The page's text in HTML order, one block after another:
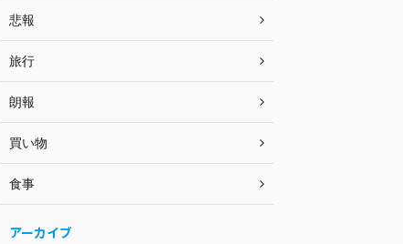
悲報
旅行
朗報
買い物
食事
アーカイブ